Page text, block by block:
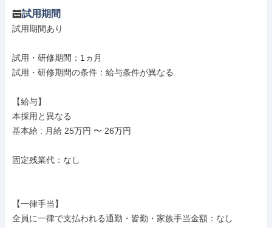
試用期間
試用期間あり
試用・研修期間：1ヵ月
試用・研修期間の条件：給与条件が異なる
【給与】
本採用と異なる
基本給 : 月給 25万円 〜 26万円
固定残業代：なし
【一律手当】
全員に一律で支払われる通勤・皆勤・家族手当金額：なし